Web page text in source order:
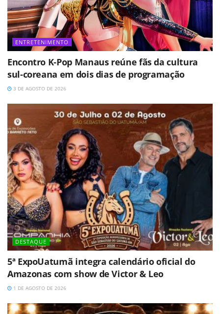
ENTRETENIMENTO
Encontro K-Pop Manaus reúne fãs da cultura
sul-coreana em dois dias de programação
3 DE AGOSTO DE 2026
DESTAQUE
5ª ExpoUatumã integra calendário oficial do
Amazonas com show de Victor & Leo
1 DE AGOSTO DE 2026